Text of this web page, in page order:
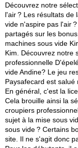
Découvrez notre
l'air ? Les résultats de
vide n'aspire pas l'air
partagés sur les
machines sous vide
Kim. Découvrez notre
professionnelle
vide Andine? Le jeu
Paysafecard est salué
En général, c'est la
Cela brouille ainsi la
croupiers
sujet à la mise sous
sous vide ? Certains
site. Il ne s'agit donc